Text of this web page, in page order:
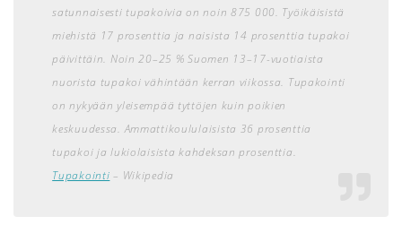
satunnaisesti tupakoivia on noin 875 000. Työikäisistä
miehistä 17 prosenttia ja naisista 14 prosenttia tupakoi
päivittäin. Noin 20–25 % Suomen 13–17-vuotiaista
nuorista tupakoi vähintään kerran viikossa. Tupakointi
on nykyään yleisempää tyttöjen kuin poikien
keskuudessa. Ammattikoululaisista 36 prosenttia
tupakoi ja lukiolaisista kahdeksan prosenttia.
Tupakointi – Wikipedia